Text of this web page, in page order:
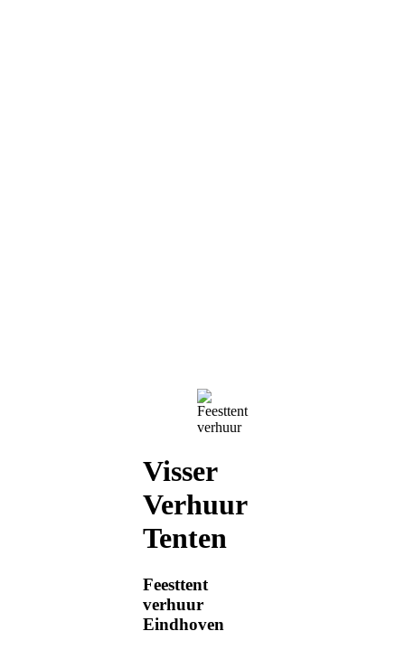
Visser
Verhuur
Tenten
Feesttent
verhuur
Eindhoven